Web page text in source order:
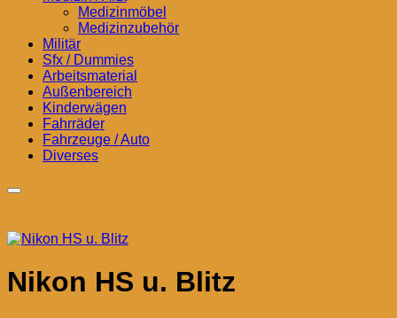
Medizinmöbel
Medizinzubehör
Militär
Sfx / Dummies
Arbeitsmaterial
Außenbereich
Kinderwägen
Fahrräder
Fahrzeuge / Auto
Diverses
Nikon HS u. Blitz